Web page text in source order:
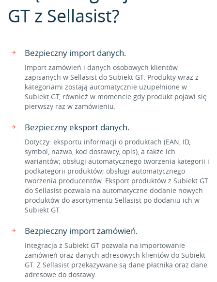
GT z Sellasist?
Bezpieczny import danych.
Import zamówień i danych osobowych klientów
zapisanych w Sellasist do Subiekt GT. Produkty wraz z
kategoriami zostają automatycznie uzupełnione w
Subiekt GT, również w momencie gdy produkt pojawi się
pierwszy raz w zamówieniu.
Bezpieczny eksport danych.
Dotyczy: eksportu informacji o produktach (EAN, ID,
symbol, nazwa, kod dostawcy, opis), a także ich
wariantów; obsługi automatycznego tworzenia kategorii i
podkategorii produktów; obsługi automatycznego
tworzenia producentów. Eksport produktów z Subiekt GT
do Sellasist pozwala na automatyczne dodanie nowych
produktów do asortymentu Sellasist po dodaniu ich w
Subiekt GT.
Bezpieczny import zamówień.
Integracja z Subiekt GT pozwala na importowanie
zamówień oraz danych adresowych klientów do Subiekt
GT. Z Sellasist przekazywane są dane płatnika oraz dane
adresowe do dostawy.